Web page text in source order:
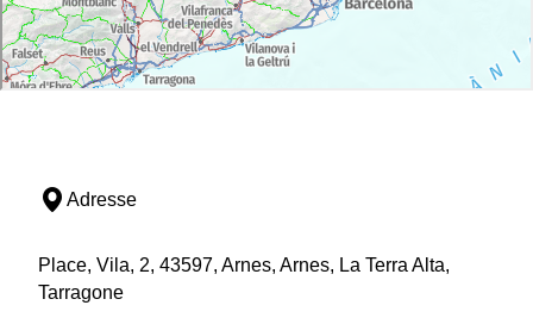
Adresse
Place, Vila, 2, 43597, Arnes, Arnes, La Terra Alta,
Tarragone